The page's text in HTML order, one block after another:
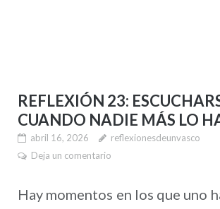
REFLEXIÓN 23:
CUANDO NADIE MÁS LO
abril 16, 2026
reflexionesdeunvasco
Deja un comentario
Hay momentos en los que uno